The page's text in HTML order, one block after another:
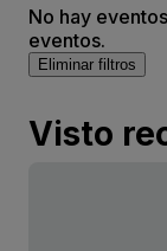
No hay
eventos.
Eliminar filtros
Visto